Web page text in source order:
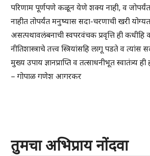
परिणाम पूर्णपणे कळून येणे शक्य नाही, व
नाहीत तोपर्यंत मनुष्यास सदा-चरणाची खरी
असत्पथावलंबनाची स्वपरवंचक प्रवृत्ति ही
नीतिशास्त्राचे तत्त्व स्त्रियांसहि लागू पडते व त्यांस
मुख्य उपाय ज्ञानप्राप्ति व तत्साधनीभूत स्वातंत्र्य ही
– गोपाळ गणेश आगरकर
तुमचा अभिप्राय नोंदवा